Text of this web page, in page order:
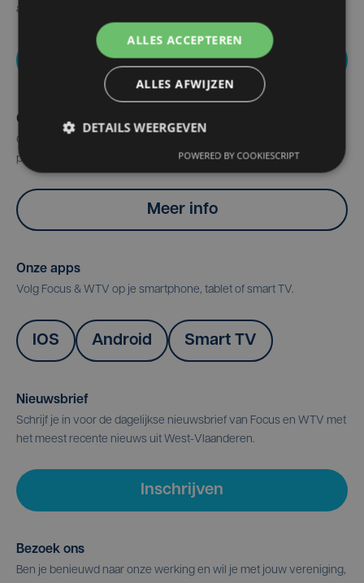
aarzel dan niet om ons te contacteren.
Nieuws melden
Over ons
Ontdek hier alle info over onze geschiedenis, redactie,
programma's en mogelijkheden om te adverteren.
Meer info
Onze apps
Volg Focus & WTV op je smartphone, tablet of smart TV.
IOS Android Smart TV
Nieuwsbrief
Schrijf je in voor de dagelijkse nieuwsbrief van Focus en WTV met
het meest recente nieuws uit West-Vlaanderen.
Inschrijven
Bezoek ons
Ben je benieuwd naar onze werking en wil je met jouw vereniging,
ALLES ACCEPTEREN
ALLES AFWIJZEN
DETAILS WEERGEVEN
POWERED BY COOKIESCRIPT